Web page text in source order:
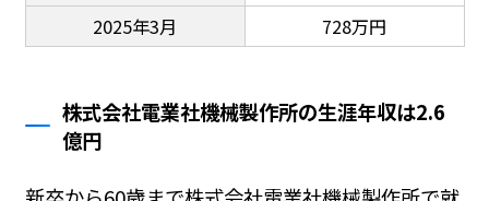
2025年3月
728万円
株式会社電業社機械製作所の生涯年収は2.6
億円